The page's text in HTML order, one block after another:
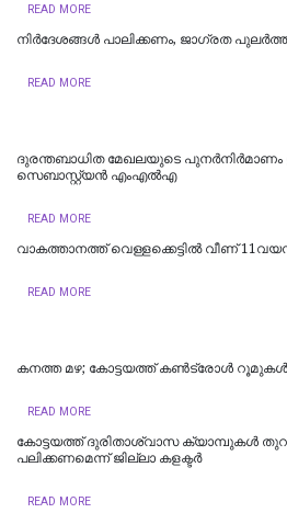
READ MORE
നിർദേശങ്ങൾ പാലിക്കണം, ജാഗ്രത
READ MORE
ദുരന്തബാധിത മേഖലയുടെ പുനർനിർമാണം
സെബാസ്റ്റ്യൻ എംഎൽഎ
READ MORE
വാകത്താനത്ത് വെള്ളക്കെട്ടില്‍ വീണ്
READ MORE
കനത്ത മഴ; കോട്ടയത്ത് കണ്‍ട്രോള്‍
READ MORE
കോട്ടയത്ത് ദുരിതാശ്വാസ ക്യാമ്പുകള്‍
പലിക്കണമെന്ന് ജില്ലാ കളക്ടര്‍
READ MORE